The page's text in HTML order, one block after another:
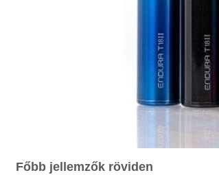
Főbb jellemzők röviden